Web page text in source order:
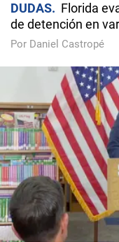
DUDAS
Florida
de detención en
Por Daniel Castropé